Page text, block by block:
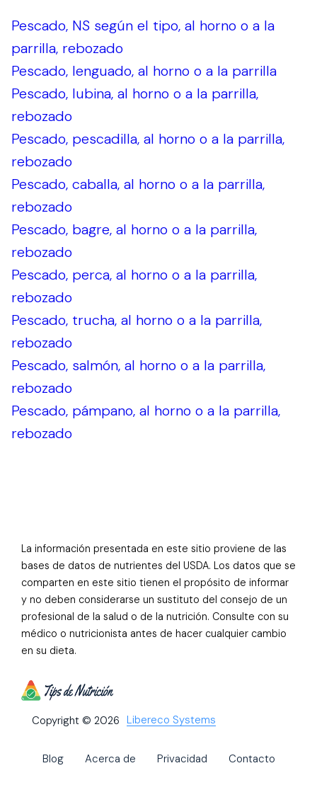
Pescado, NS según el tipo, al horno o a la
parrilla, rebozado
Pescado, lenguado, al horno o a la parrilla
Pescado, lubina, al horno o a la parrilla,
rebozado
Pescado, pescadilla, al horno o a la parrilla,
rebozado
Pescado, caballa, al horno o a la parrilla,
rebozado
Pescado, bagre, al horno o a la parrilla,
rebozado
Pescado, perca, al horno o a la parrilla,
rebozado
Pescado, trucha, al horno o a la parrilla,
rebozado
Pescado, salmón, al horno o a la parrilla,
rebozado
Pescado, pámpano, al horno o a la parrilla,
rebozado
La información presentada en este sitio proviene de las
bases de datos de nutrientes del USDA. Los datos que se
comparten en este sitio tienen el propósito de informar
y no deben considerarse un sustituto del consejo de un
profesional de la salud o de la nutrición. Consulte con su
médico o nutricionista antes de hacer cualquier cambio
en su dieta.
Copyright © 2026 Libereco Systems
Blog Acerca de Privacidad Contacto